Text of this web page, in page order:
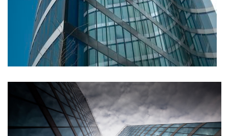
Diskutovali jsme o
spolupráci napříč
generacemi
24.06.2025
Vltavy festivalem designu a architektury. A my
byli u toho!